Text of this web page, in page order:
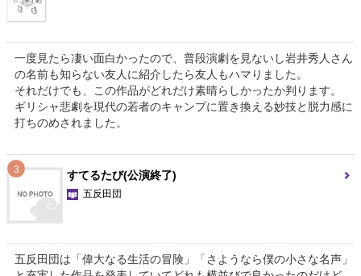
一度見たら凄い面白かったので、普段演劇を見ないし岩井秀人さん
の名前も知らない友人に紹介したら友人もハマりました。
それだけでも、この作品がどれだけ素晴らしかったか判ります。
ギリシャ悲劇を現代の若者のキャンプに置き換える妙技と脱力感に
打ちのめされました。
3 すてるたび(公演終了)
五反田団
五反田団は「偉大なる生活の冒険」「さようなら僕の小さな名声」